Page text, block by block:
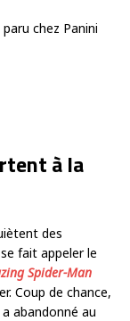
paru chez Panini
à la
des
fait appeler le
Spider-Man
Coup de chance,
abandonné au